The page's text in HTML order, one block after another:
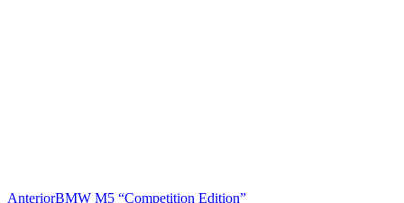
AnteriorBMW M5 “Competition Edition”